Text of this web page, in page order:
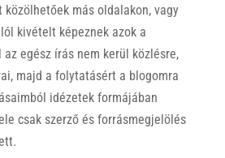
más oldalakon, vagy
kivételt képeznek azok a
egész írás nem kerül közlésre,
majd a folytatásért a blogomra
idézetek formájában
csak szerző és forrásmegjelölés